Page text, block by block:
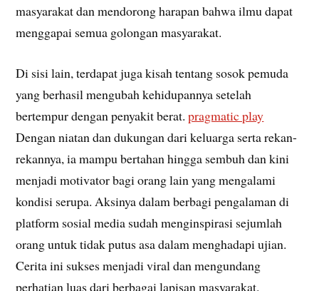
masyarakat dan mendorong harapan bahwa ilmu dapat
menggapai semua golongan masyarakat.
Di sisi lain, terdapat juga kisah tentang sosok pemuda
yang berhasil mengubah kehidupannya setelah
bertempur dengan penyakit berat.pragmatic play
Dengan niatan dan dukungan dari keluarga serta rekan-
rekannya, ia mampu bertahan hingga sembuh dan kini
menjadi motivator bagi orang lain yang mengalami
kondisi serupa. Aksinya dalam berbagi pengalaman di
platform sosial media sudah menginspirasi sejumlah
orang untuk tidak putus asa dalam menghadapi ujian.
Cerita ini sukses menjadi viral dan mengundang
perhatian luas dari berbagai lapisan masyarakat.